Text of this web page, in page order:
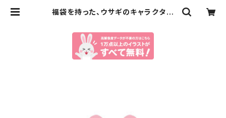
福袋を持った、ウサギのキャラクター